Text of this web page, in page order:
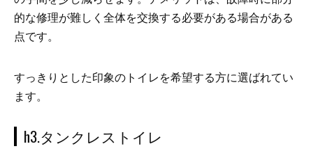
的な修理が難しく全体を交換する必要がある場合がある
点です。
すっきりとした印象のトイレを希望する方に選ばれてい
ます。
h3.タンクレストイレ